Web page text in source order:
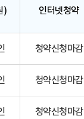
) 인터넷청약
청약신청마감
청약신청마감
청약신청마감